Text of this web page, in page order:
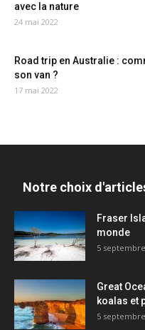
avec la nature
24 mai 2022
Road trip en Australie :
son van ?
17 mai 2022
Notre choix
Fraser
monde
5
Great
koalas et
5